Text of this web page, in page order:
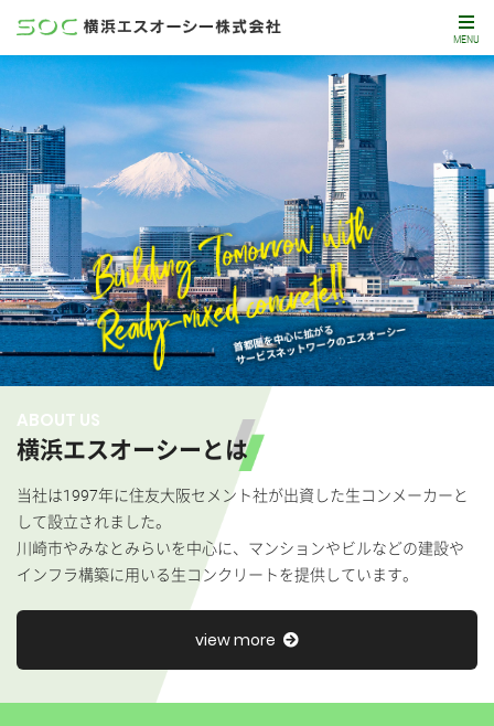
MENU
ABOUT US
横浜エスオーシーとは
当社は1997年に住友大阪セメント社が出資した生コンメーカーと
して設立されました。
川崎市やみなとみらいを中心に、 マンションやビルなどの建設や
インフラ構築に用いる生コンクリートを提供しています。
view more